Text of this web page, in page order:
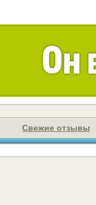
Свежие отзывы